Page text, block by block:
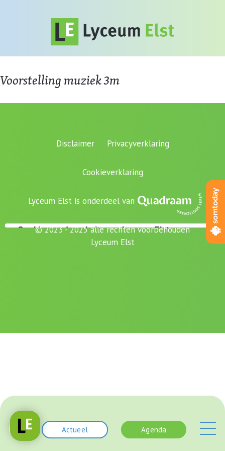
Actueel Agenda
Voorstelling muziek 3m
Disclaimer Privacyverklaring
Cookieverklaring
Lyceum Elst is onderdeel van
© 2023 - 2025 alle rechten voorbehouden
Lyceum Elst